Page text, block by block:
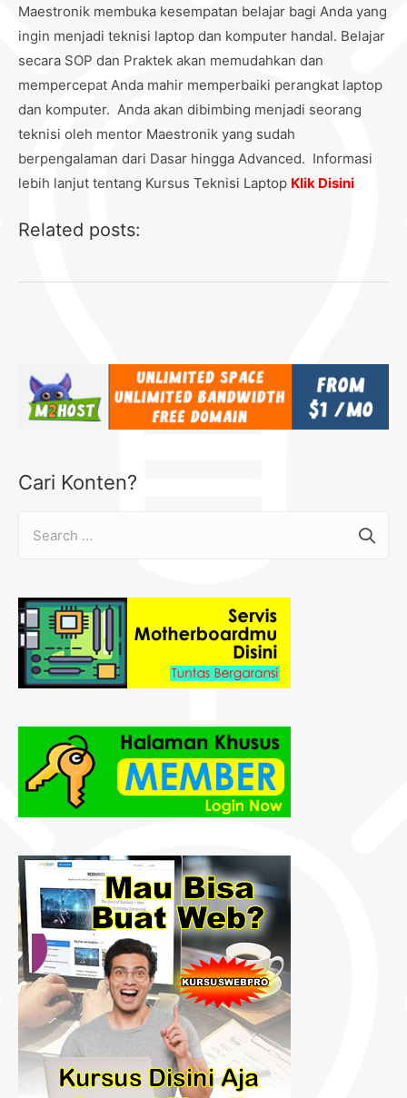
Maestronik membuka kesempatan belajar bagi Anda yang
ingin menjadi teknisi laptop dan komputer handal. Belajar
secara SOP dan Praktek akan memudahkan dan
mempercepat Anda mahir memperbaiki perangkat laptop
dan komputer. Anda akan dibimbing menjadi seorang
teknisi oleh mentor Maestronik yang sudah
berpengalaman dari Dasar hingga Advanced. Informasi
lebih lanjut tentang Kursus Teknisi Laptop Klik Disini
Related posts:
Cari Konten?